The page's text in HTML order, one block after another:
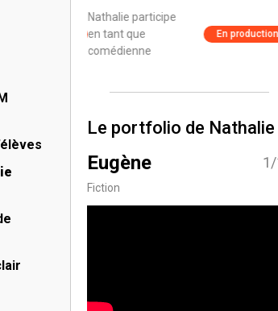
Nathalie participe
en tant que
comédienne
En production
Le portfolio de Nathalie
Eugène
Fiction
1/